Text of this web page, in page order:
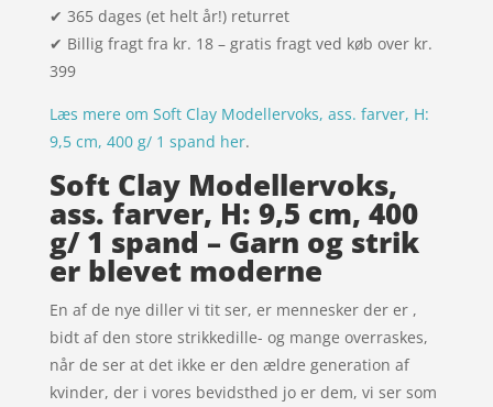
✔ 365 dages (et helt år!) returret
✔ Billig fragt fra kr. 18 – gratis fragt ved køb over kr.
399
Læs mere om Soft Clay Modellervoks, ass. farver, H:
9,5 cm, 400 g/ 1 spand her.
Soft Clay Modellervoks,
ass. farver, H: 9,5 cm, 400
g/ 1 spand – Garn og strik
er blevet moderne
En af de nye diller vi tit ser, er mennesker der er ,
bidt af den store strikkedille- og mange overraskes,
når de ser at det ikke er den ældre generation af
kvinder, der i vores bevidsthed jo er dem, vi ser som